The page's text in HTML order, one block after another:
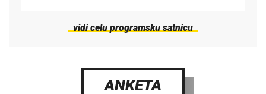
vidi celu programsku satnicu
ANKETA